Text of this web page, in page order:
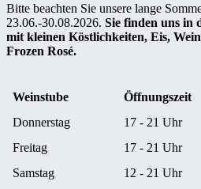
Bitte beachten Sie unsere lange
23.06.-30.08.2026. Sie finden uns in
mit kleinen Köstlichkeiten, Eis,
Frozen Rosé.
Weinstube
Öffnungszeit
Donnerstag
17 - 21 Uhr
Freitag
17 - 21 Uhr
Samstag
12 - 21 Uhr